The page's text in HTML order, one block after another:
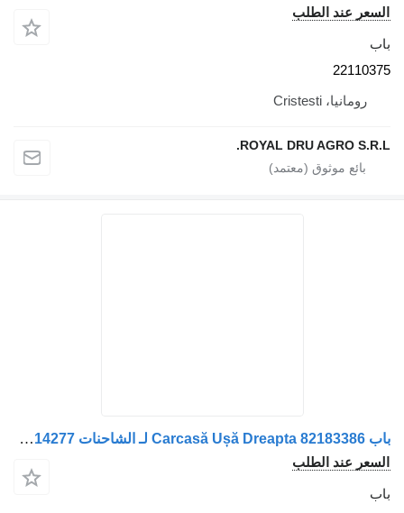
الطلب
ROYAL DRU
باب Carcasă Ușă Dreapta 82183386 لـ الشاحنات Volvo 82183386 84459517 23314277
الطلب